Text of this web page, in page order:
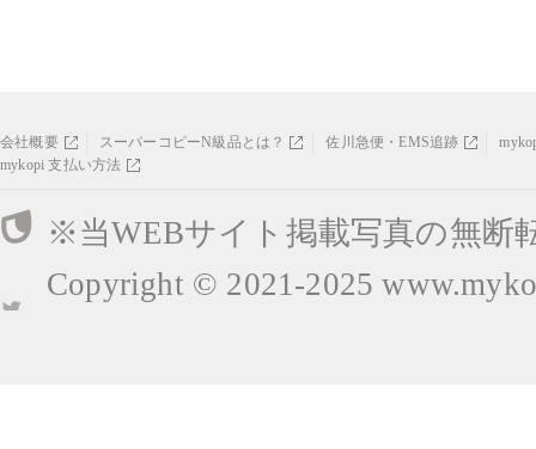
会社概要 スーパーコピーN級品とは？ 佐川急便・EMS追跡
mykopi 支払い方法
※当WEBサイト掲載写真の無断
Copyright © 2021-2025